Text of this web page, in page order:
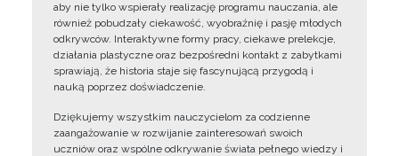
aby nie tylko wspierały realizację programu nauczania, ale
również pobudzały ciekawość, wyobraźnię i pasję młodych
odkrywców. Interaktywne formy pracy, ciekawe prelekcje,
działania plastyczne oraz bezpośredni kontakt z zabytkami
sprawiają, że historia staje się fascynującą przygodą i
nauką poprzez doświadczenie.
Dziękujemy wszystkim nauczycielom za codzienne
zaangażowanie w rozwijanie zainteresowań swoich
uczniów oraz wspólne odkrywanie świata pełnego wiedzy i